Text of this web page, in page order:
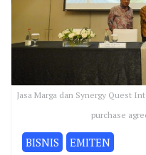
Jasa Marga dan Synergy Quest
purchase
BISNIS EMITEN